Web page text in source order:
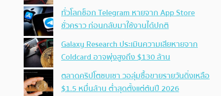
ทั่วโลกช็อก Telegram หายจาก App Store
ชั่วคราว ก่อนกลับมาใช้งานได้ปกติ
Galaxy Research ประเมินความเสียหายจาก
Coldcard อาจพุ่งสูงถึง $130 ล้าน
ตลาดคริปโตซบเซา วอลุ่มซื้อขายรายวันดิ่งเหลือ
$1.5 หมื่นล้าน ต่ำสุดตั้งแต่ต้นปี 2026